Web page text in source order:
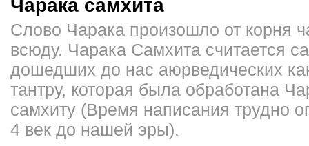
Чарака самхита
Слово Чарака произошло от корня
всюду. Чарака Самхита считается
дошедших до нас аюрведических
тантру, которая была обработана
самхиту (Время написания трудно
4 век до нашей эры).